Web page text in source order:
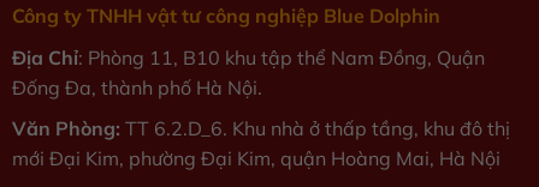
Công ty TNHH vật tư công nghiệp Blue Dolphin
Địa Chỉ: Phòng 11, B10 khu tập thể Nam Đồng, Quận
Đống Đa, thành phố Hà Nội.
Văn Phòng: TT 6.2.D_6. Khu nhà ở thấp tầng, khu đô thị
mới Đại Kim, phường Đại Kim, quận Hoàng Mai, Hà Nội